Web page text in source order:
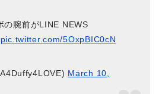
の腕前がLINE NEWS
pic.twitter.com/5OxpBIC0cN
March 10,